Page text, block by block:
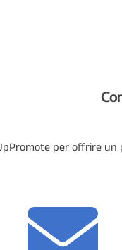
per offrire